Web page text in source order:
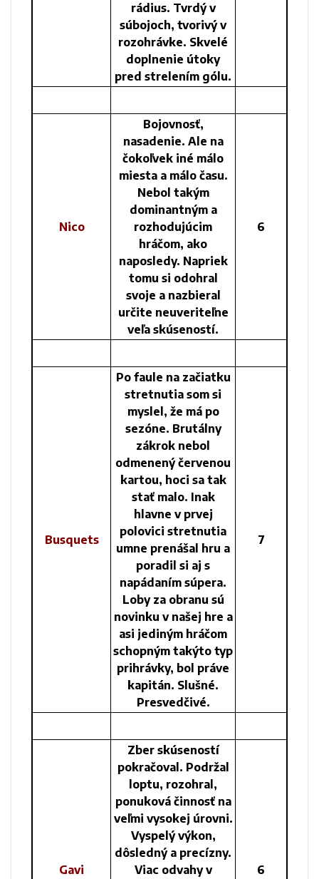
rádius. Tvrdý v
súbojoch, tvorivý v
rozohrávke. Skvelé
doplnenie útoky
pred strelením gólu.
Nico
Bojovnosť,
nasadenie. Ale na
čokoľvek iné málo
miesta a málo času.
Nebol takým
dominantným a
rozhodujúcim
hráčom, ako
naposledy. Napriek
tomu si odohral
svoje a nazbieral
určite neuveriteľne
veľa skúseností.
6
Busquets
Po faule na začiatku
stretnutia som si
myslel, že má po
sezóne. Brutálny
zákrok nebol
odmenený červenou
kartou, hoci sa tak
stať malo. Inak
hlavne v prvej
polovici stretnutia
umne prenášal hru a
poradil si aj s
napádaním súpera.
Loby za obranu sú
novinku v našej hre a
asi jediným hráčom
schopným takýto typ
prihrávky, bol práve
kapitán. Slušné.
Presvedčivé.
7
Gavi
Zber skúseností
pokračoval. Podržal
loptu, rozohral,
ponuková činnosť na
veľmi vysokej úrovni.
Vyspelý výkon,
dôsledný a precízny.
Viac odvahy v
6